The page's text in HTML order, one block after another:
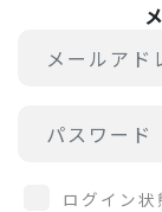
ログイン状